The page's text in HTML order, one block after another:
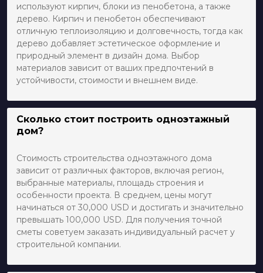
используют кирпич, блоки из пенобетона, а также
дерево. Кирпич и пенобетон обеспечивают
отличную теплоизоляцию и долговечность, тогда как
дерево добавляет эстетическое оформление и
природный элемент в дизайн дома. Выбор
материалов зависит от ваших предпочтений в
устойчивости, стоимости и внешнем виде.
Сколько стоит построить одноэтажный
дом?
Стоимость строительства одноэтажного дома
зависит от различных факторов, включая регион,
выбранные материалы, площадь строения и
особенности проекта. В среднем, цены могут
начинаться от 30,000 USD и достигать и значительно
превышать 100,000 USD. Для получения точной
сметы советуем заказать индивидуальный расчет у
строительной компании.